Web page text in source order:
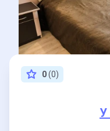
0(0)
У